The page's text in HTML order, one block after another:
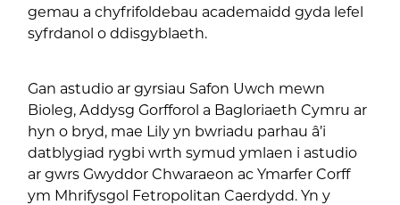
gemau a chyfrifoldebau academaidd gyda lefel
syfrdanol o ddisgyblaeth.
Gan astudio ar gyrsiau Safon Uwch mewn
Bioleg, Addysg Gorfforol a Bagloriaeth Cymru ar
hyn o bryd, mae Lily yn bwriadu parhau â’i
datblygiad rygbi wrth symud ymlaen i astudio
ar gwrs Gwyddor Chwaraeon ac Ymarfer Corff
ym Mhrifysgol Fetropolitan Caerdydd. Yn y